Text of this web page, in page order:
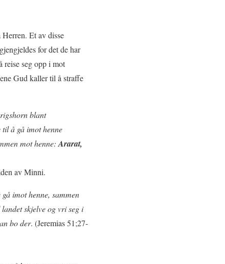
Herren. Et av disse
for det de har
reise seg opp i mot
Gud kaller til å straffe
blant
til å gå imot henne
mot henne: Ararat,
av Minni.
imot henne, sammen
skjelve og vri seg i
bo der. (Jeremias 51;27-